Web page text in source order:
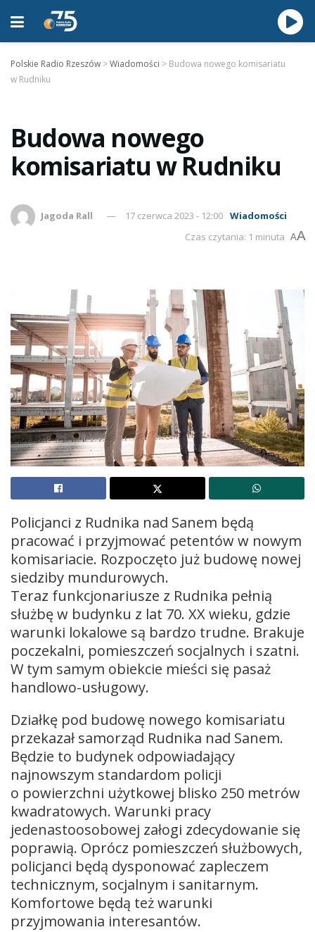
Polskie Radio Rzeszów >Wiadomości > Budowa nowego komisariatu
w Rudniku
Budowa nowego
komisariatu w Rudniku
Jagoda Rall 17 czerwca 2023 - 12:00 Wiadomości
Czas czytania: 1 minuta AA
Policjanci z Rudnika nad Sanem będą
pracować i przyjmować petentów w nowym
komisariacie. Rozpoczęto już budowę nowej
siedziby mundurowych.
Teraz funkcjonariusze z Rudnika pełnią
służbę w budynku z lat 70. XX wieku, gdzie
warunki lokalowe są bardzo trudne. Brakuje
poczekalni, pomieszczeń socjalnych i szatni.
W tym samym obiekcie mieści się pasaż
handlowo-usługowy.
Działkę pod budowę nowego komisariatu
przekazał samorząd Rudnika nad Sanem.
Będzie to budynek odpowiadający
najnowszym standardom policji
o powierzchni użytkowej blisko 250 metrów
kwadratowych. Warunki pracy
jedenastoosobowej załogi zdecydowanie się
poprawią. Oprócz pomieszczeń służbowych,
policjanci będą dysponować zapleczem
technicznym, socjalnym i sanitarnym.
Komfortowe będą też warunki
przyjmowania interesantów.